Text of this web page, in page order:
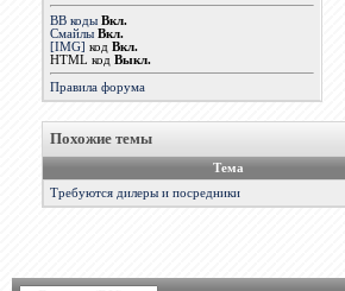
BB коды Вкл.
Смайлы Вкл.
[IMG] код Вкл.
HTML код Выкл.
Правила форума
Похожие темы
Тема
Требуются дилеры и посредники